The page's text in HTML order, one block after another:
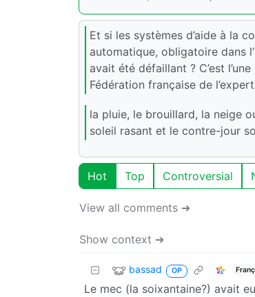
Et si les systèmes d’aide à la
automatique, obligatoire dans
avait été défaillant ? C’est
Fédération française de
la pluie, le brouillard, la neige
soleil rasant et le contre-jour
Hot Top Controversial
View all comments ➔
Show context ➔
bassad OP
Le mec (la soixantaine?) avait